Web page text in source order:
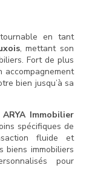
en tant
, mettant son
Fort de plus
accompagnement
bien jusqu’à sa
ARYA Immobilier
spécifiques de
fluide et
biens immobiliers
pour